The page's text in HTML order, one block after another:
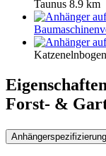
Taunus 8.9 km
Katzenelnbogen
Forst- &
Anhängerspezifizierung